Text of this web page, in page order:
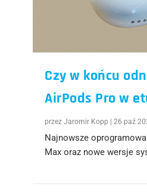
Czy w końcu
AirPods Pro w
przezJaromir Kopp |26 paź
Najnowsze
Max oraz nowe wersje